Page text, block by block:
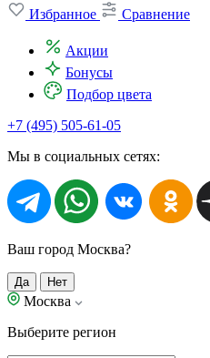
Избранное
Сравнение
Акции
Бонусы
Подбор цвета
+7 (495) 505-61-05
Мы в социальных сетях:
Ваш город Москва?
Да Нет
Москва
Выберите регион